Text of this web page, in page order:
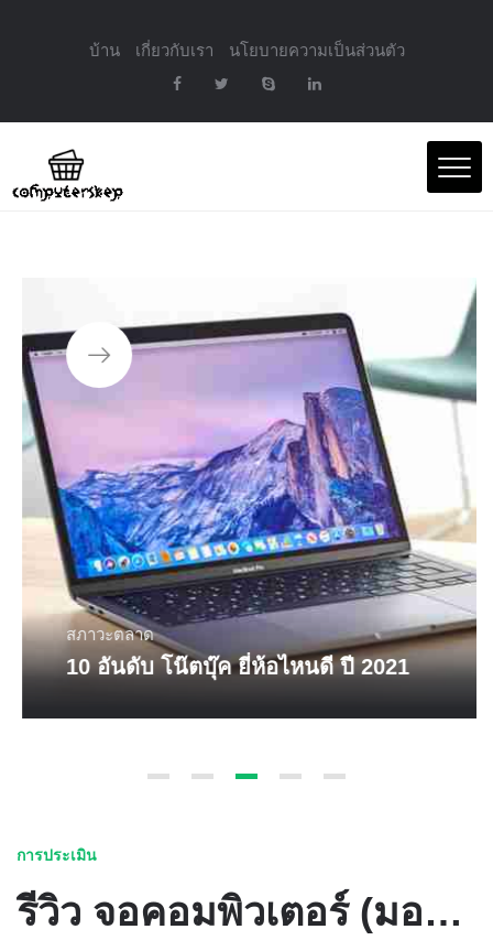
บ้าน เกี่ยวกับเรา นโยบายความเป็นส่วนตัว
สภาวะตลาด
10 อันดับ โน๊ตบุ๊ค ยี่ห้อไหนดี ปี 2021
การประเมิน
รีวิว จอคอมพิวเตอร์ (มอนิเตอร์) DELL รุ่นไหนดีที่สุด ปี 2021